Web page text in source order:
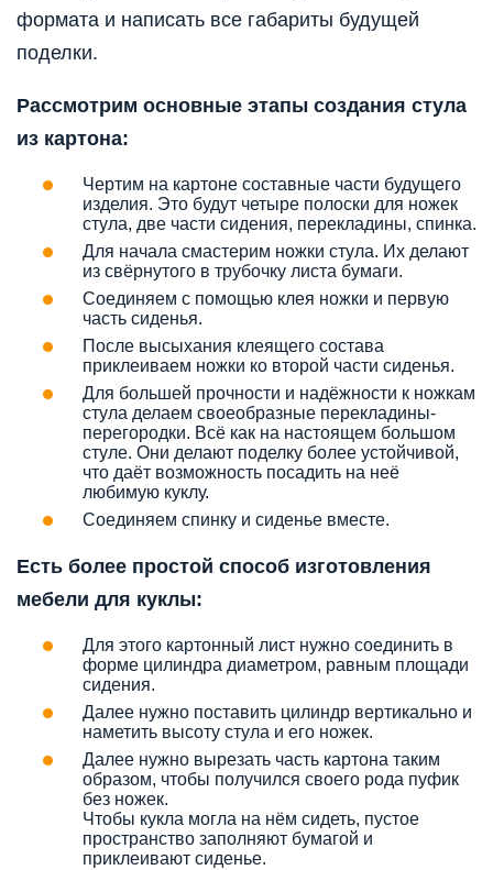
формата и написать все габариты будущей
поделки.
Рассмотрим основные этапы создания стула
из картона:
Чертим на картоне составные части будущего
изделия. Это будут четыре полоски для ножек
стула, две части сидения, перекладины, спинка.
Для начала смастерим ножки стула. Их делают
из свёрнутого в трубочку листа бумаги.
Соединяем с помощью клея ножки и первую
часть сиденья.
После высыхания клеящего состава
приклеиваем ножки ко второй части сиденья.
Для большей прочности и надёжности к ножкам
стула делаем своеобразные перекладины-
перегородки. Всё как на настоящем большом
стуле. Они делают поделку более устойчивой,
что даёт возможность посадить на неё
любимую куклу.
Соединяем спинку и сиденье вместе.
Есть более простой способ изготовления
мебели для куклы:
Для этого картонный лист нужно соединить в
форме цилиндра диаметром, равным площади
сидения.
Далее нужно поставить цилиндр вертикально и
наметить высоту стула и его ножек.
Далее нужно вырезать часть картона таким
образом, чтобы получился своего рода пуфик
без ножек.
Чтобы кукла могла на нём сидеть, пустое
пространство заполняют бумагой и
приклеивают сиденье.